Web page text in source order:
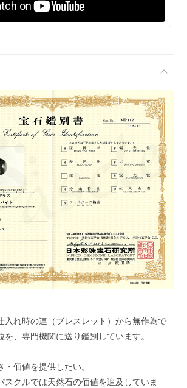
入れ時の連（ブレスレット）から無作為で
を、専門機関に送り鑑別しています。
価値を提供したい。
スクルでは天然石の価値を追及していま